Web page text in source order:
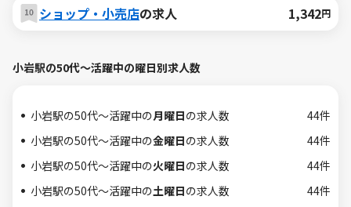
ショップ・小売店の求人 1,342円
小岩駅の50代～活躍中の曜日別求人数
小岩駅の50代～活躍中の月曜日の求人数
44件
小岩駅の50代～活躍中の金曜日の求人数
44件
小岩駅の50代～活躍中の火曜日の求人数
44件
小岩駅の50代～活躍中の土曜日の求人数
44件